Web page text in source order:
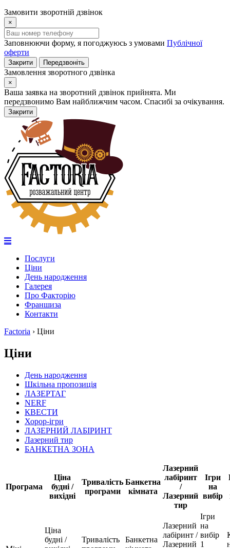
Замовити зворотній дзвінок
×
Заповнюючи форму, я погоджуюсь з умовами Публічної
оферти
Закрити Передзвоніть
Замовлення зворотного дзвінка
×
Ваша заявка на зворотний дзвінок прийнята. Ми
передзвонимо Вам найближчим часом. Спасибі за очікування.
Закрити
Послуги
Ціни
День народження
Галерея
Про Факторію
Франшиза
Контакти
Factoria › Ціни
Ціни
День народження
Шкільна пропозиція
ЛАЗЕРТАГ
NERF
КВЕСТИ
Хорор-ігри
ЛАЗЕРНИЙ ЛАБІРИНТ
Лазерний тир
БАНКЕТНА ЗОНА
Програма
Ціна
будні /
вихідні
Тривалість
програми
Банкетна
кімната
Лазерний
лабіринт
/
Лазерний
тир
Ігри
на
вибір
Ціна
будні /
Тривалість
Банкетна
Лазерний
лабіринт /
Лазерний
Ігри
на
вибір
1